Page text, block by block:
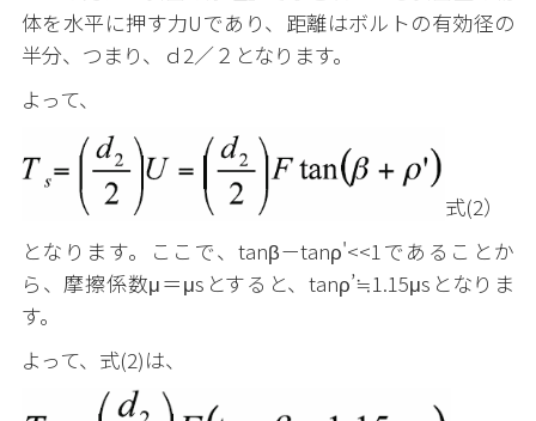
体を水平に押す力Uであり、距離はボルトの有効径の
半分、つまり、ｄ2／２となります。
よって、
式(2）
となります。ここで、tanβ－tanρ'<<1であることか
ら、摩擦係数μ＝μsとすると、tanρ’≒1.15μsとなりま
す。
よって、式(2)は、